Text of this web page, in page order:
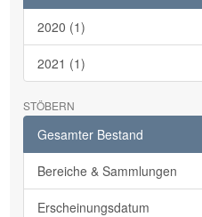
2020 (1)
2021 (1)
STÖBERN
Gesamter Bestand
Bereiche & Sammlungen
Erscheinungsdatum